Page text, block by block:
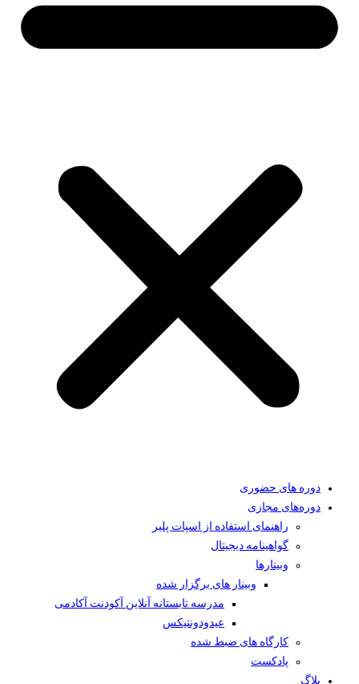
دوره های حضوری
دوره‌های مجازی
راهنمای استفاده از اسپات پلیر
گواهینامه دیجیتال
وبینار‌ها
وبینار های برگزار شده
مدرسه تابستانه آنلاین آکودنت آکادمی
عیدودونتیکس
کارگاه های ضبط شده
پادکست
بلاگ